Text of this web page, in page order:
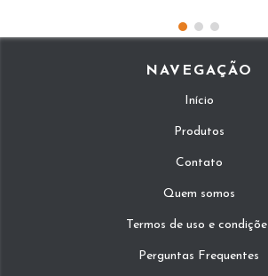
NAVEGAÇÃO
Início
Produtos
Contato
Quem somos
Termos de uso e
Perguntas Frequentes